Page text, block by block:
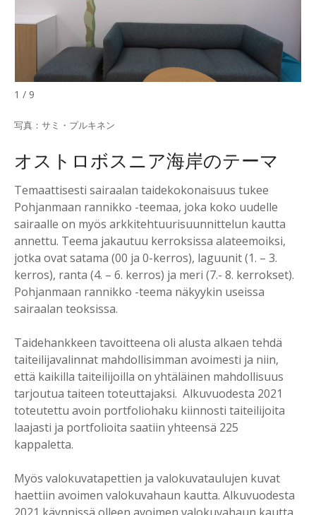
1 / 9
写真：サミ・プルキネン
オストロボスニア海岸のテーマ
Temaattisesti sairaalan taidekokonaisuus tukee
Pohjanmaan rannikko -teemaa, joka koko uudelle
sairaalle on myös arkkitehtuurisuunnittelun kautta
annettu. Teema jakautuu kerroksissa alateemoiksi,
jotka ovat satama (00 ja 0-kerros), laguunit (1. – 3.
kerros), ranta (4. – 6. kerros) ja meri (7.- 8. kerrokset).
Pohjanmaan rannikko -teema näkyykin useissa
sairaalan teoksissa.
Taidehankkeen tavoitteena oli alusta alkaen tehdä
taiteilijavalinnat mahdollisimman avoimesti ja niin,
että kaikilla taiteilijoilla on yhtäläinen mahdollisuus
tarjoutua taiteen toteuttajaksi. Alkuvuodesta 2021
toteutettu avoin portfoliohaku kiinnosti taiteilijoita
laajasti ja portfolioita saatiin yhteensä 225
kappaletta.
Myös valokuvatapettien ja valokuvataulujen kuvat
haettiin avoimen valokuvahaun kautta. Alkuvuodesta